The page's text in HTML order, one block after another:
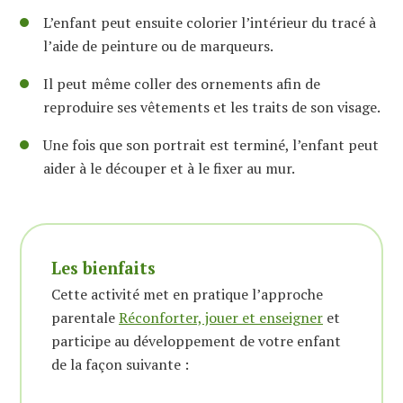
L’enfant peut ensuite colorier l’intérieur du tracé à
l’aide de peinture ou de marqueurs.
Il peut même coller des ornements afin de
reproduire ses vêtements et les traits de son visage.
Une fois que son portrait est terminé, l’enfant peut
aider à le découper et à le fixer au mur.
Les bienfaits
Cette activité met en pratique l’approche
parentaleRéconforter, jouer et enseigner et
participe au développement de votre enfant
de la façon suivante :